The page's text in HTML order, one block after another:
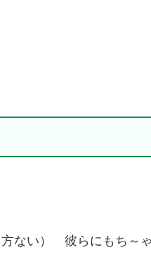
ない） 彼らにもち～